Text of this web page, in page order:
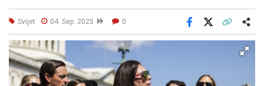
Svijet 04. Sep. 2025 0
Facebook